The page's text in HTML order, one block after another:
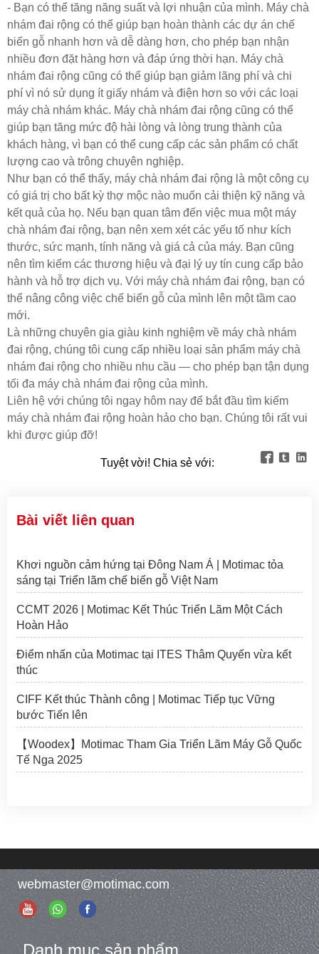
- Bạn có thể tăng năng suất và lợi nhuận của mình. Máy chà
nhám đai rộng có thể giúp bạn hoàn thành các dự án chế
biến gỗ nhanh hơn và dễ dàng hơn, cho phép bạn nhận
nhiều đơn đặt hàng hơn và đáp ứng thời hạn. Máy chà
nhám đai rộng cũng có thể giúp bạn giảm lãng phí và chi
phí vì nó sử dụng ít giấy nhám và điện hơn so với các loại
máy chà nhám khác. Máy chà nhám đai rộng cũng có thể
giúp bạn tăng mức độ hài lòng và lòng trung thành của
khách hàng, vì bạn có thể cung cấp các sản phẩm có chất
lượng cao và trông chuyên nghiệp.
Như bạn có thể thấy, máy chà nhám đai rộng là một công cụ
có giá trị cho bất kỳ thợ mộc nào muốn cải thiện kỹ năng và
kết quả của họ. Nếu bạn quan tâm đến việc mua một máy
chà nhám đai rộng, bạn nên xem xét các yếu tố như kích
thước, sức mạnh, tính năng và giá cả của máy. Bạn cũng
nên tìm kiếm các thương hiệu và đại lý uy tín cung cấp bảo
hành và hỗ trợ dịch vụ. Với máy chà nhám đai rộng, bạn có
thể nâng công việc chế biến gỗ của mình lên một tầm cao
mới.
Là những chuyên gia giàu kinh nghiệm về máy chà nhám
đai rộng, chúng tôi cung cấp nhiều loại sản phẩm máy chà
nhám đai rộng cho nhiều nhu cầu — cho phép bạn tận dụng
tối đa máy chà nhám đai rộng của mình.
Liên hệ với chúng tôi ngay hôm nay để bắt đầu tìm kiếm
máy chà nhám đai rộng hoàn hảo cho bạn. Chúng tôi rất vui
khi được giúp đỡ!
Tuyệt vời! Chia sẻ với:   
Bài viết liên quan
Khơi nguồn cảm hứng tại Đông Nam Á | Motimac tỏa
sáng tại Triển lãm chế biến gỗ Việt Nam
CCMT 2026 | Motimac Kết Thúc Triển Lãm Một Cách
Hoàn Hảo
Điểm nhấn của Motimac tại ITES Thâm Quyến vừa kết
thúc
CIFF Kết thúc Thành công | Motimac Tiếp tục Vững
bước Tiến lên
【Woodex】Motimac Tham Gia Triển Lãm Máy Gỗ Quốc
Tế Nga 2025
webmaster@motimac.com